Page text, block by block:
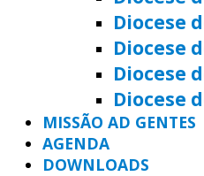
Diocese
Diocese
Diocese
Diocese
MISSÃO AD GENTES
AGENDA
DOWNLOADS